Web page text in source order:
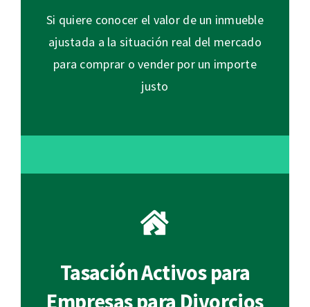
Si quiere conocer el valor de un inmueble
ajustada a la situación real del mercado
para comprar o vender por un importe
justo
Tasación Activos para
Empresas para Divorcios